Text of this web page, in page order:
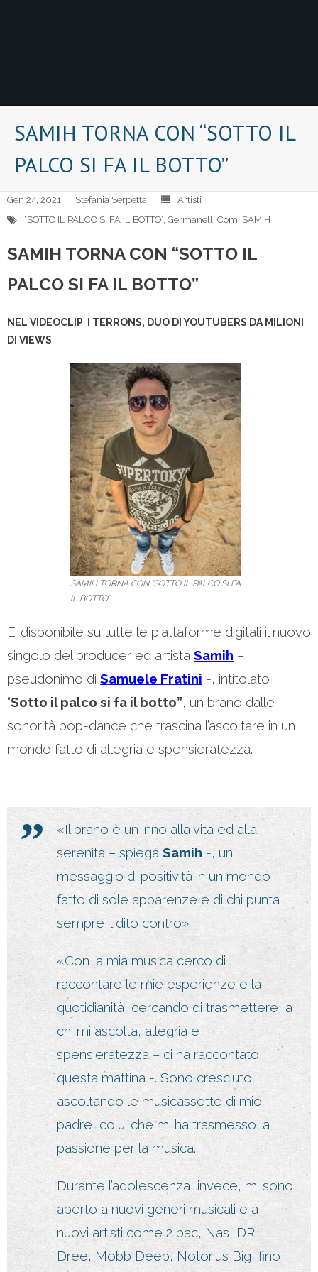
SAMIH TORNA CON “SOTTO IL
PALCO SI FA IL BOTTO”
Gen 24, 2021 Stefania Serpetta
Artisti
“SOTTO IL PALCO SI FA IL BOTTO”, Germanelli.Com, SAMIH
SAMIH TORNA CON “SOTTO IL
PALCO SI FA IL BOTTO”
NEL VIDEOCLIP I TERRONS, DUO DI YOUTUBERS DA MILIONI
DI VIEWS
SAMIH TORNA CON “SOTTO IL PALCO SI FA
IL BOTTO”
E’ disponibile su tutte le piattaforme digitali il nuovo
singolo del producer ed artista Samih –
pseudonimo di Samuele Fratini -, intitolato
“Sotto il palco si fa il botto”, un brano dalle
sonorità pop-dance che trascina l’ascoltare in un
mondo fatto di allegria e spensieratezza.
«Il brano è un inno alla vita ed alla
serenità – spiega Samih -, un
messaggio di positività in un mondo
fatto di sole apparenze e di chi punta
sempre il dito contro».
«Con la mia musica cerco di
raccontare le mie esperienze e la
quotidianità, cercando di trasmettere, a
chi mi ascolta, allegria e
spensieratezza – ci ha raccontato
questa mattina -. Sono cresciuto
ascoltando le musicassette di mio
padre, colui che mi ha trasmesso la
passione per la musica.
Durante l’adolescenza, invece, mi sono
aperto a nuovi generi musicali e a
nuovi artisti come 2 pac, Nas, DR.
Dree, Mobb Deep, Notorius Big, fino